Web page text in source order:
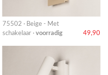
75502 · Beige - Met
schakelaar · voorradig 49,90